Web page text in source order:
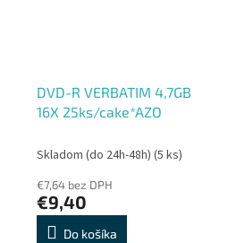
DVD-R VERBATIM 4,7GB
16X 25ks/cake*AZO
Skladom (do 24h-48h) (5 ks)
€7,64 bez DPH
€9,40
Do košíka